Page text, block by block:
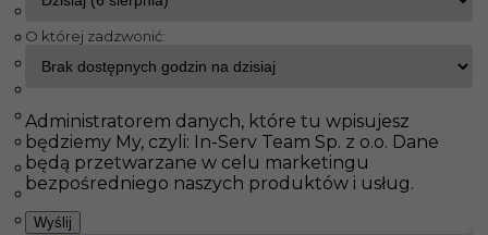
InServ Oferty pracy Prace budowlane
Pokaż filtr
Albig
Pasenbach
Klettgau
Gorxheimertal
Waldeck
Schorndorf
Seubersdorf
Neunkirchen
O której zadzwonić:
Administratorem danych, które tu wpisujesz
będziemy My, czyli: In-Serv Team Sp. z o.o. Dane
będą przetwarzane w celu marketingu
bezpośredniego naszych produktów i usług.
Wyślij